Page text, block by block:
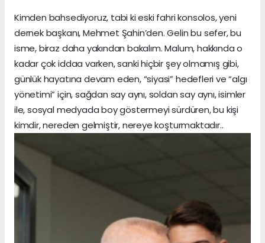
Kimden bahsediyoruz, tabi ki eski fahri konsolos, yeni
dernek başkanı, Mehmet Şahin’den. Gelin bu sefer, bu
isme, biraz daha yakından bakalım. Malum, hakkında o
kadar çok iddaa varken, sanki hiçbir şey olmamış gibi,
günlük hayatına devam eden, “siyasi” hedefleri ve “algı
yönetimi” için, sağdan say aynı, soldan say aynı, isimler
ile, sosyal medyada boy göstermeyi sürdüren, bu kişi
kimdir, nereden gelmiştir, nereye koşturmaktadır..